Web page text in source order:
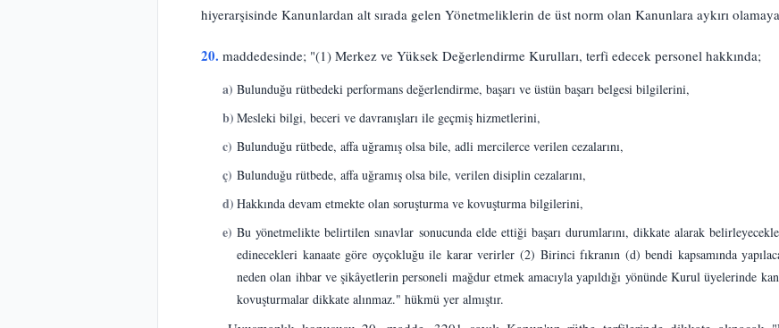
hiyerarşisinde Kanunlardan alt sırada gelen Yönetmeliklerin de üst norm olan Kanunlara aykırı
20. maddedesinde; "(1) Merkez ve Yüksek Değerlendirme Kurulları, terfi edecek personel hakkında;
a) Bulunduğu rütbedeki performans değerlendirme, başarı ve üstün başarı belgesi bilgilerini,
b) Mesleki bilgi, beceri ve davranışları ile geçmiş hizmetlerini,
c) Bulunduğu rütbede, affa uğramış olsa bile, adli mercilerce verilen cezalarını,
ç) Bulunduğu rütbede, affa uğramış olsa bile, verilen disiplin cezalarını,
d) Hakkında devam etmekte olan soruşturma ve kovuşturma bilgilerini,
e) Bu yönetmelikte belirtilen sınavlar sonucunda elde ettiği başarı durumlarını, dikkate alarak
edinecekleri kanaate göre oyçokluğu ile karar verirler (2) Birinci fıkranın (d) bendi kapsamında
neden olan ihbar ve şikâyetlerin personeli mağdur etmek amacıyla yapıldığı yönünde Kurul üyelerinde
kovuşturmalar dikkate alınmaz." hükmü yer almıştır.